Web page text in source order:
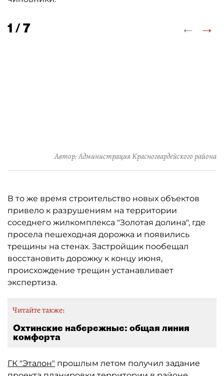
1 / 7 ← →
Автор: Администрация Красногвардейского района
В то же время строительство новых объектов
привело к разрушениям на территории
соседнего жилкомплекса "Золотая долина", где
просела пешеходная дорожка и появились
трещины на стенах. Застройщик пообещал
восстановить дорожку к концу июня,
происхождение трещин устанавливает
экспертиза.
Читайте также:
Охтинские набережные: общая линия
комфорта
ГК "Эталон" прошлым летом получил задание